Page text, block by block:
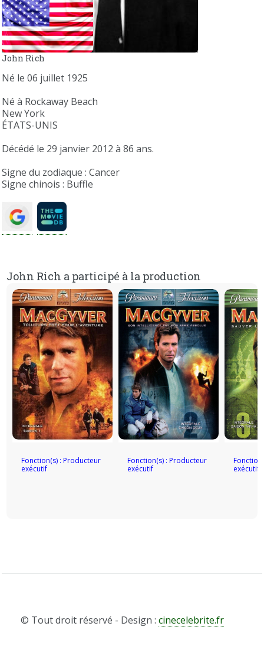
John Rich
Né le 06 juillet 1925
Né à Rockaway Beach
New York
ÉTATS-UNIS
Décédé le 29 janvier 2012 à 86 ans.
Signe du zodiaque : Cancer
Signe chinois : Buffle
John Rich a participé à la production
Fonction(s) : Producteur
exécutif
Fonction(s) : Producteur
exécutif
exécutif
© Tout droit réservé - Design :cinecelebrite.fr